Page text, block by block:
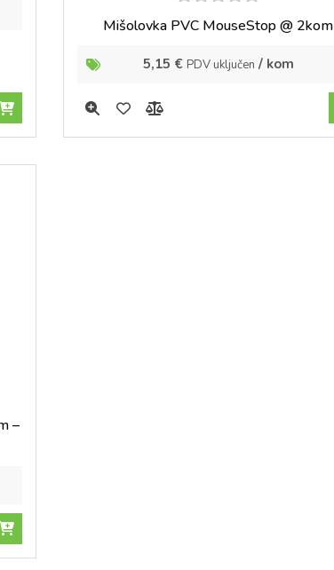
5 out of
5
Mišolovka PVC MouseStop @ 2kom
5,15 € PDV uključen / kom
–